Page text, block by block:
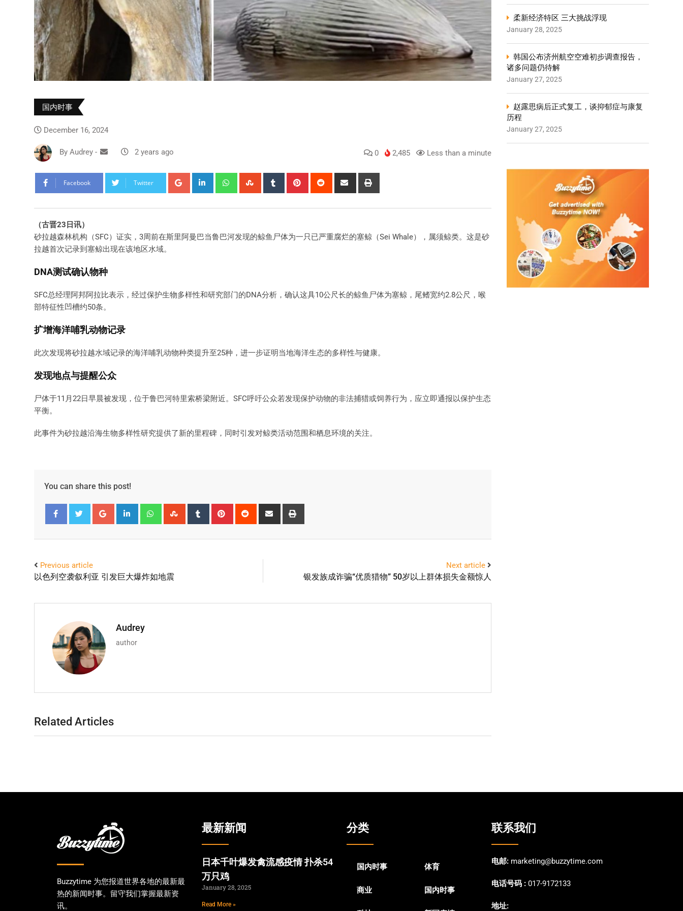
国内时事
December 16, 2024
By Audrey - 2 years ago 0 2,485 Less than a minute
Facebook Twitter
（古晋23日讯）
砂拉越森林机构（SFC）证实，3周前在斯里阿曼巴当鲁巴河发现的鲸鱼尸体为一只已严重腐烂的塞鲸（Sei Whale），属须鲸类。这是砂
拉越首次记录到塞鲸出现在该地区水域。
DNA测试确认物种
SFC总经理阿邦阿拉比表示，经过保护生物多样性和研究部门的DNA分析，确认这具10公尺长的鲸鱼尸体为塞鲸，尾鳍宽约2.8公尺，喉
部特征性凹槽约50条。
扩增海洋哺乳动物记录
此次发现将砂拉越水域记录的海洋哺乳动物种类提升至25种，进一步证明当地海洋生态的多样性与健康。
发现地点与提醒公众
尸体于11月22日早晨被发现，位于鲁巴河特里索桥梁附近。SFC呼吁公众若发现保护动物的非法捕猎或饲养行为，应立即通报以保护生态
平衡。
此事件为砂拉越沿海生物多样性研究提供了新的里程碑，同时引发对鲸类活动范围和栖息环境的关注。
You can share this post!
Previous article
以色列空袭叙利亚 引发巨大爆炸如地震
Next article
银发族成诈骗“优质猎物” 50岁以上群体损失金额惊人
Audrey
author
Related Articles
柔新经济特区 三大挑战浮现
January 28, 2025
韩国公布济州航空空难初步调查报告，
诸多问题仍待解
January 27, 2025
赵露思病后正式复工，谈抑郁症与康复
历程
January 27, 2025
Buzzytime 为您报道世界各地的最新最
热的新闻时事。留守我们掌握最新资
讯。
最新新闻
日本千叶爆发禽流感疫情 扑杀54
万只鸡
January 28, 2025
Read More »
分类
国内时事
商业
体育
国内时事
联系我们
电邮: marketing@buzzytime.com
电话号码 : 017-9172133
地址: